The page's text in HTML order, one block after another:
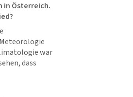
in Österreich.
war
dass